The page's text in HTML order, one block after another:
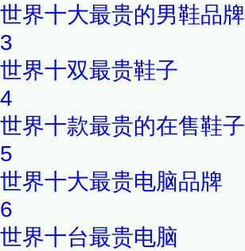
世界十大最贵的男鞋品牌
3
世界十双最贵鞋子
4
世界十款最贵的在售鞋子
5
世界十大最贵电脑品牌
6
世界十台最贵电脑